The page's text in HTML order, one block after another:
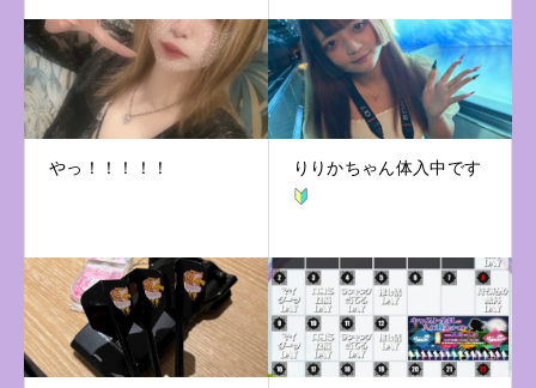
やっ！！！！！ りりかちゃん体入中です